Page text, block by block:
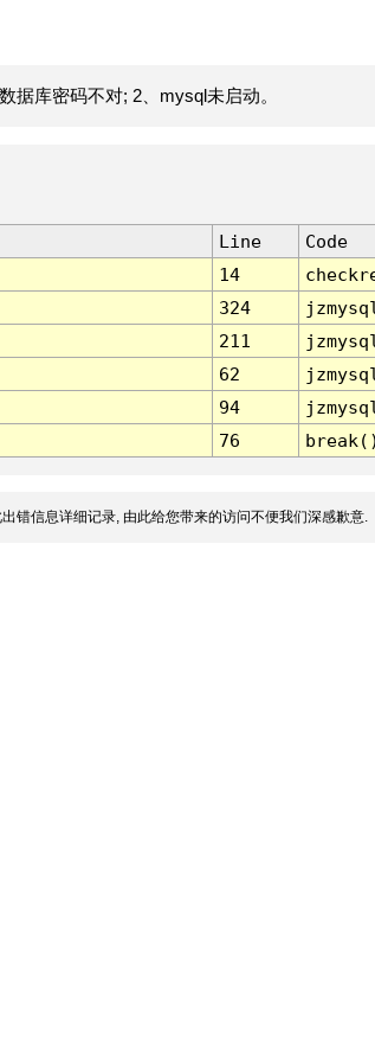
据库密码不对; 2、mysql未启动。
Line
Code
14
324
211
62
94
76 break()
错信息详细记录, 由此给您带来的访问不便我们深感歉意.